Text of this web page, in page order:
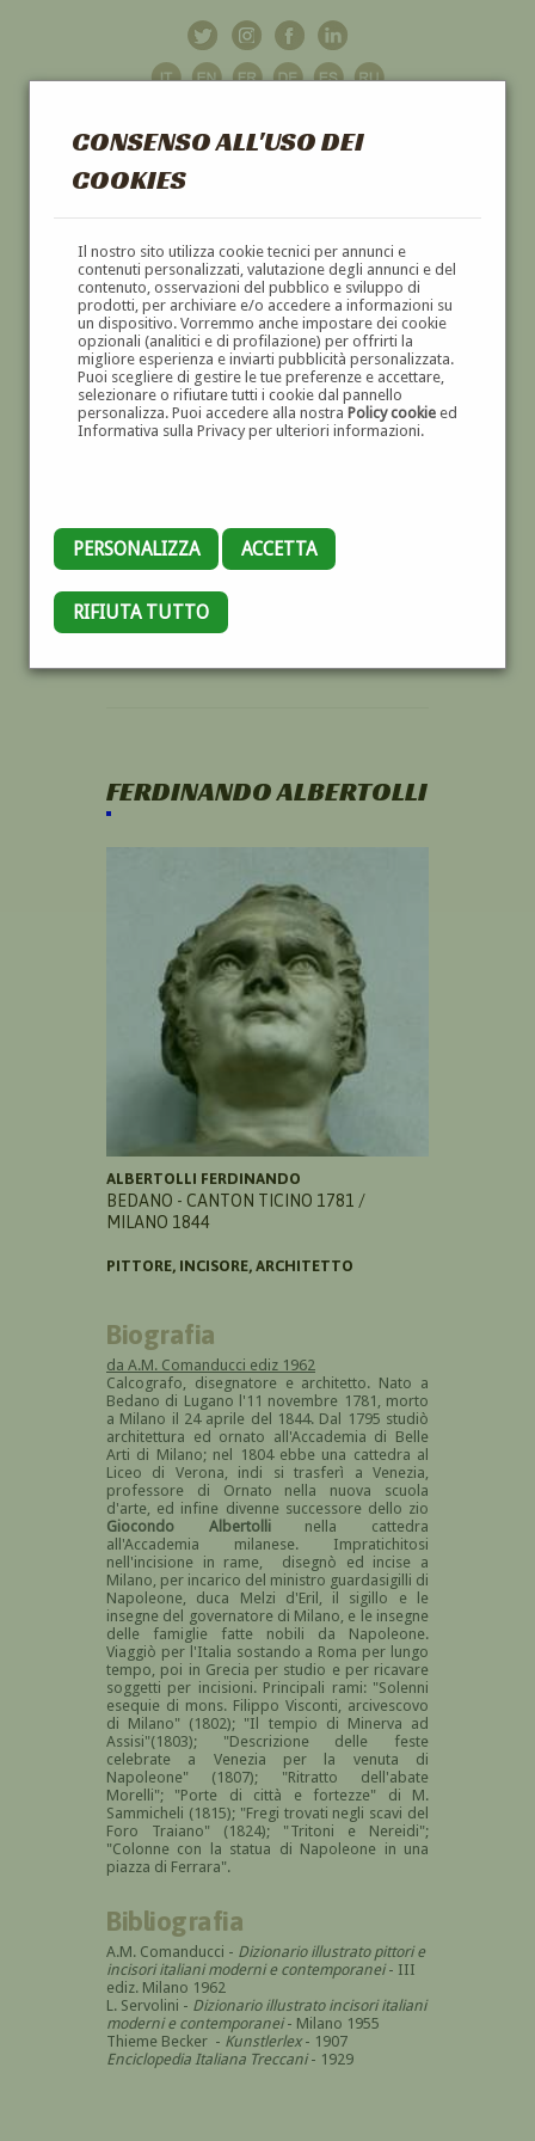
CONSENSO ALL'USO DEI
COOKIES
Il nostro sito utilizza cookie tecnici per annunci e
contenuti personalizzati, valutazione degli annunci e del
contenuto, osservazioni del pubblico e sviluppo di
prodotti, per archiviare e/o accedere a informazioni su
un dispositivo. Vorremmo anche impostare dei cookie
opzionali (analitici e di profilazione) per offrirti la
migliore esperienza e inviarti pubblicità personalizzata.
Puoi scegliere di gestire le tue preferenze e accettare,
selezionare o rifiutare tutti i cookie dal pannello
personalizza. Puoi accedere alla nostra Policy cookieed
Informativa sulla Privacy per ulteriori informazioni.
PERSONALIZZA ACCETTA
RIFIUTA TUTTO
GALLERIAD'ARTE
DIPINTI E SCULTURE '800 E '900
FERDINANDO ALBERTOLLI
ALBERTOLLI FERDINANDO
BEDANO - CANTON TICINO 1781 /
MILANO 1844
PITTORE, INCISORE, ARCHITETTO
Biografia
da A.M. Comanducci ediz 1962
Calcografo, disegnatore e architetto. Nato a
Bedano di Lugano l'11 novembre 1781, morto
a Milano il 24 aprile del 1844. Dal 1795 studiò
architettura ed ornato all'Accademia di Belle
Arti di Milano; nel 1804 ebbe una cattedra al
Liceo di Verona, indi si trasferì a Venezia,
professore di Ornato nella nuova scuola
d'arte, ed infine divenne successore dello zio
Giocondo Albertollinella cattedra
all'Accademia milanese. Impratichitosi
nell'incisione in rame, disegnò ed incise a
Milano, per incarico del ministro guardasigilli di
Napoleone, duca Melzi d'Eril, il sigillo e le
insegne del governatore di Milano, e le insegne
delle famiglie fatte nobili da Napoleone.
Viaggiò per l'Italia sostando a Roma per lungo
tempo, poi in Grecia per studio e per ricavare
soggetti per incisioni. Principali rami: "Solenni
esequie di mons. Filippo Visconti, arcivescovo
di Milano" (1802); "Il tempio di Minerva ad
Assisi"(1803); "Descrizione delle feste
celebrate a Venezia per la venuta di
Napoleone" (1807); "Ritratto dell'abate
Morelli"; "Porte di città e fortezze" di M.
Sammicheli (1815); "Fregi trovati negli scavi del
Foro Traiano" (1824); "Tritoni e Nereidi";
"Colonne con la statua di Napoleone in una
piazza di Ferrara".
Bibliografia
A.M. Comanducci - Dizionario illustrato pittori e
incisori italiani moderni e contemporanei- III
ediz. Milano 1962
L. Servolini - Dizionario illustrato incisori italiani
moderni e contemporanei- Milano 1955
Thieme Becker - Kunstlerlex- 1907
Enciclopedia Italiana Treccani- 1929